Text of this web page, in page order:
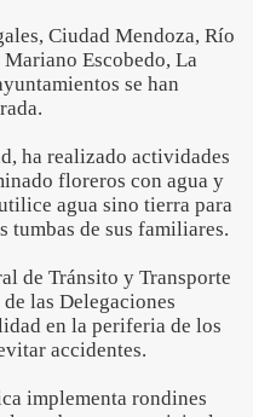
Ciudad Mendoza, Río
Escobedo, La
se han
ha realizado actividades
floreros con agua y
agua sino tierra para
tumbas de sus familiares.
de Tránsito y Transporte
las Delegaciones
en la periferia de los
accidentes.
implementa rondines